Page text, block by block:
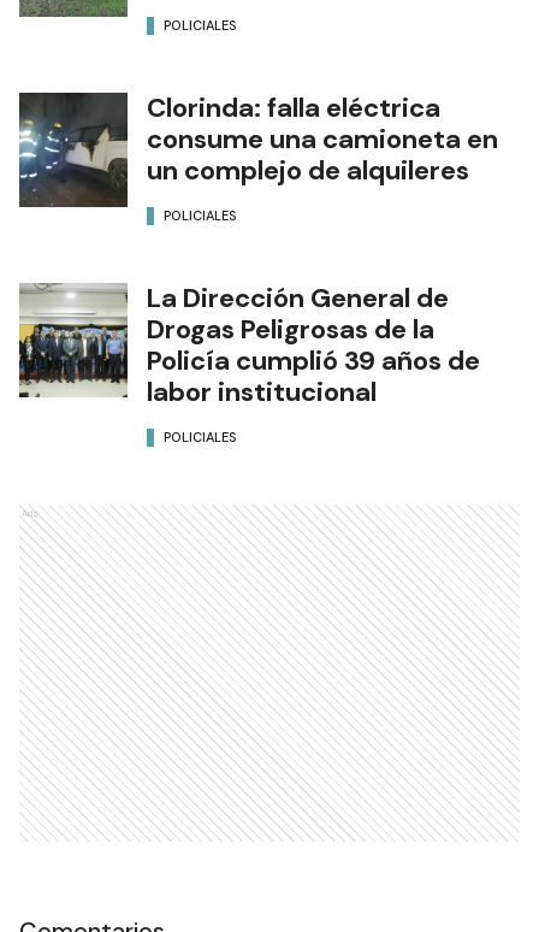
POLICIALES
Clorinda: falla eléctrica
consume una camioneta en
un complejo de alquileres
POLICIALES
La Dirección General de
Drogas Peligrosas de la
Policía cumplió 39 años de
labor institucional
POLICIALES
Ads